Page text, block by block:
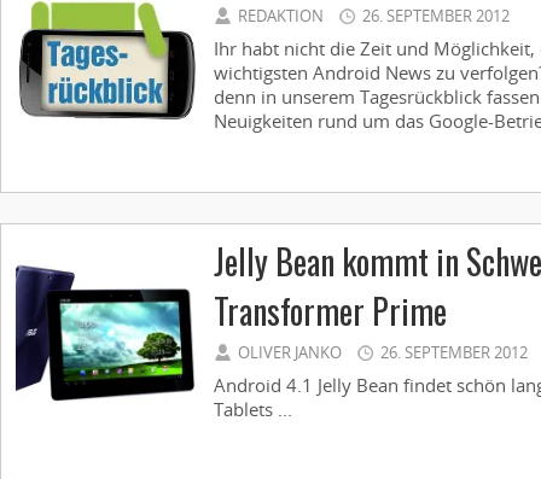
REDAKTION 26. SEPTEMBER 2012
Ihr habt nicht die Zeit und Möglichkeit,
wichtigsten Android News zu
denn in unserem Tagesrückblick
Neuigkeiten rund um das Google-
Jelly Bean kommt in
Transformer Prime
OLIVER JANKO 26. SEPTEMBER 2012
Android 4.1 Jelly Bean findet schön
Tablets ...